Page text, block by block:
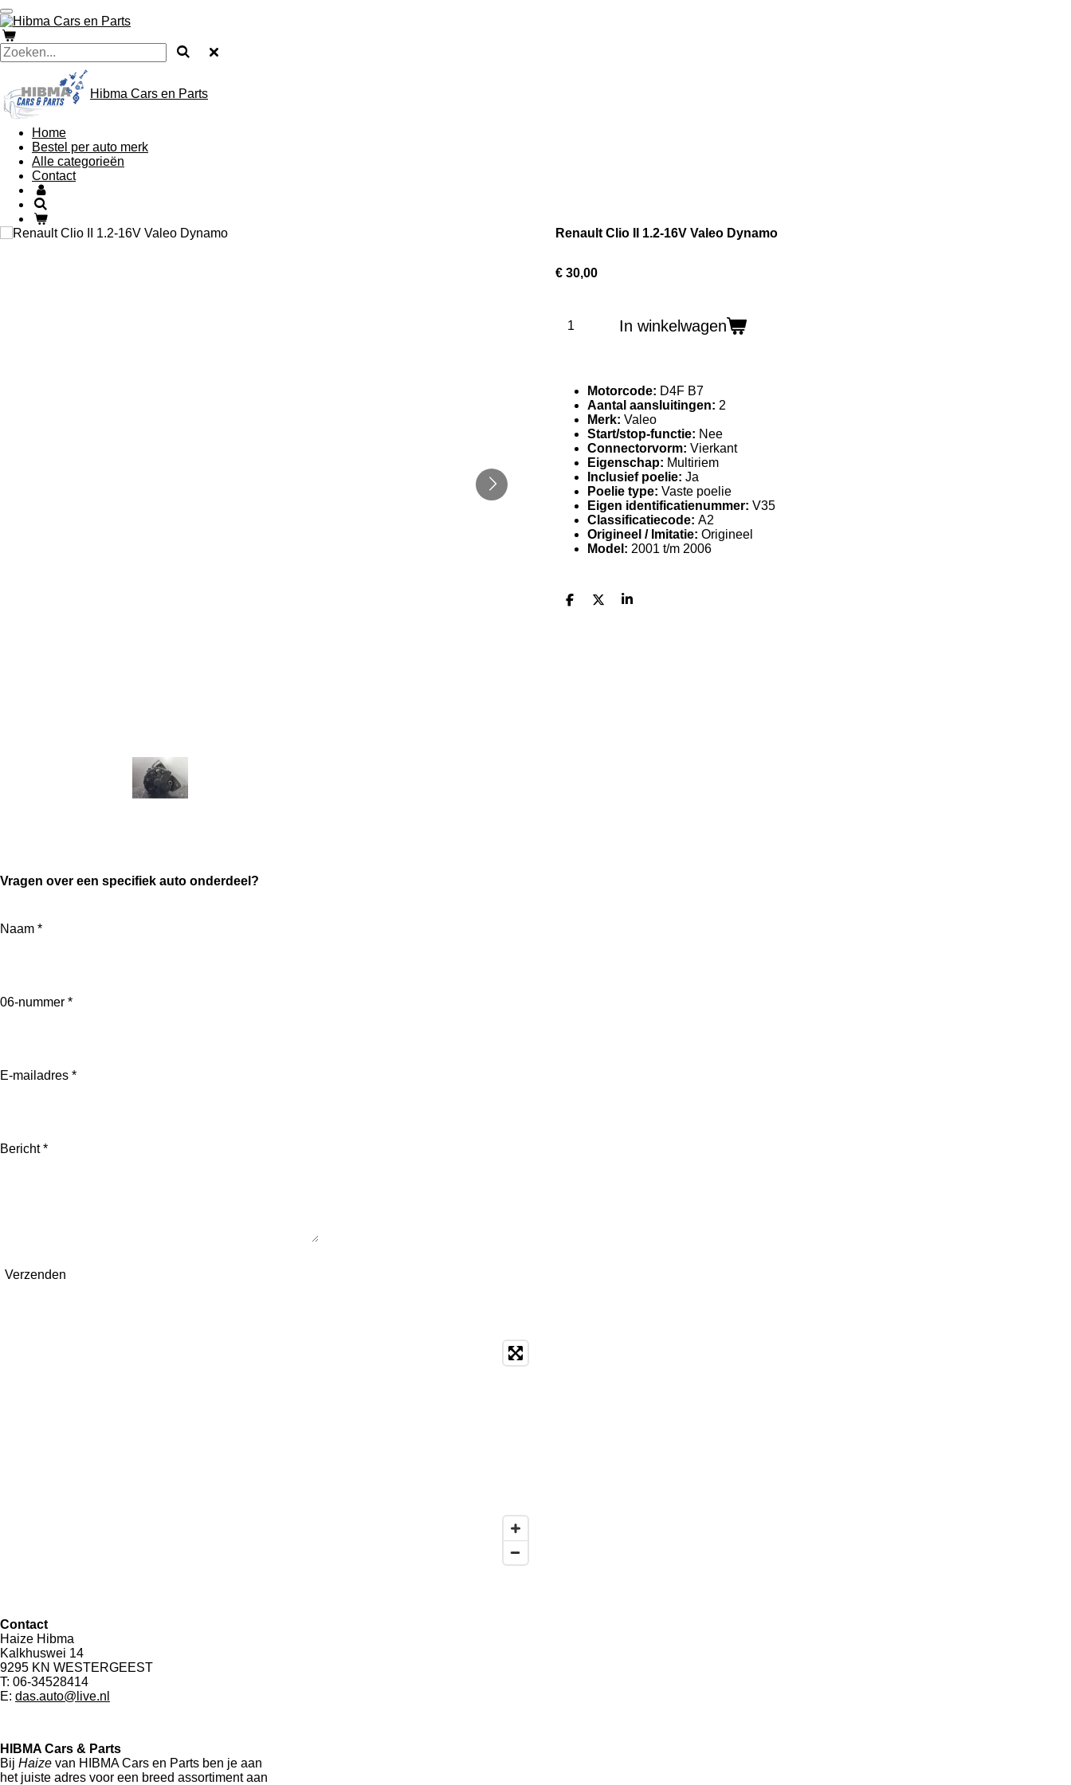
Ga
direct
naar
de
hoofdinhoud
Hibma Cars en Parts
Home
Bestel per auto merk
Alle categorieën
Contact
Renault Clio II 1.2-16V Valeo Dynamo
€ 30,00
In winkelwagen
Motorcode: D4F B7
Aantal aansluitingen: 2
Merk: Valeo
Start/stop-functie: Nee
Connectorvorm: Vierkant
Eigenschap: Multiriem
Inclusief poelie: Ja
Poelie type: Vaste poelie
Eigen identificatienummer: V35
Classificatiecode: A2
Origineel / Imitatie: Origineel
Model: 2001 t/m 2006
D
D
S
Vragen over een specifiek auto onderdeel?
Naam *
06-nummer *
E-mailadres *
Bericht *
Verzenden
Contact
Haize Hibma
Kalkhuswei 14
9295 KN WESTERGEEST
T: 06-34528414
E: das.auto@live.nl
HIBMA Cars & Parts
Bij Haize van HIBMA Cars en Parts ben je aan
het juiste adres voor een breed assortiment aan